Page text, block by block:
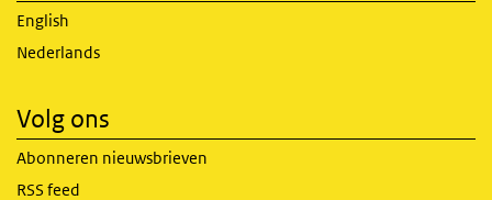
English
Nederlands
Volg ons
Abonneren nieuwsbrieven
RSS feed